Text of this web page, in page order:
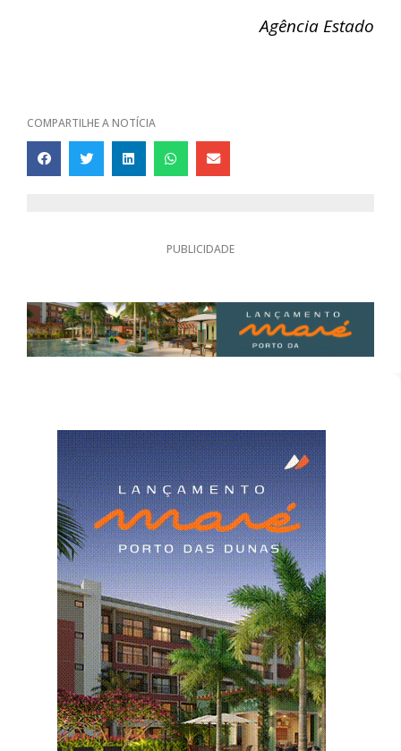
Agência Estado
COMPARTILHE A NOTÍCIA
PUBLICIDADE